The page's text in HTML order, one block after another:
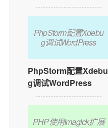
PhpStorm配置Xdebu
g调试WordPress
PhpStorm配置Xdebu
g调试WordPress
PHP使用Imagick扩展